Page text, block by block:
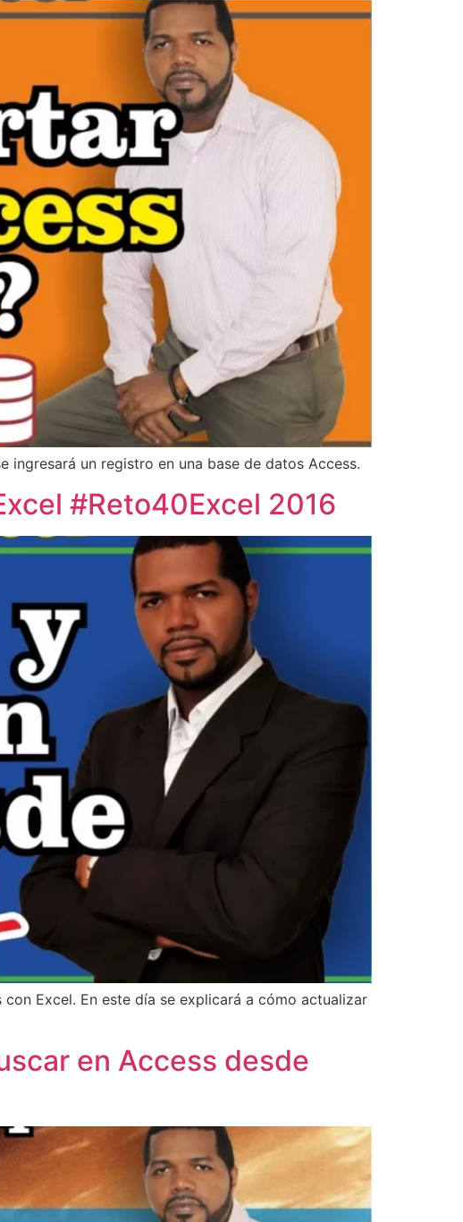
ingresará un registro en una base de datos Access.
#Reto40Excel 2016
Excel. En este día se explicará a cómo actualizar
en Access desde